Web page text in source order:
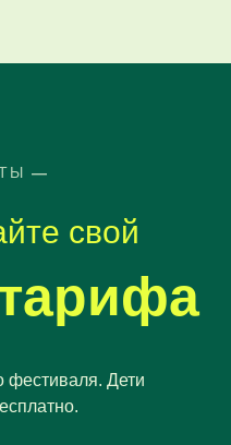
сет:
по парению
—
свой
фестиваля. Дети